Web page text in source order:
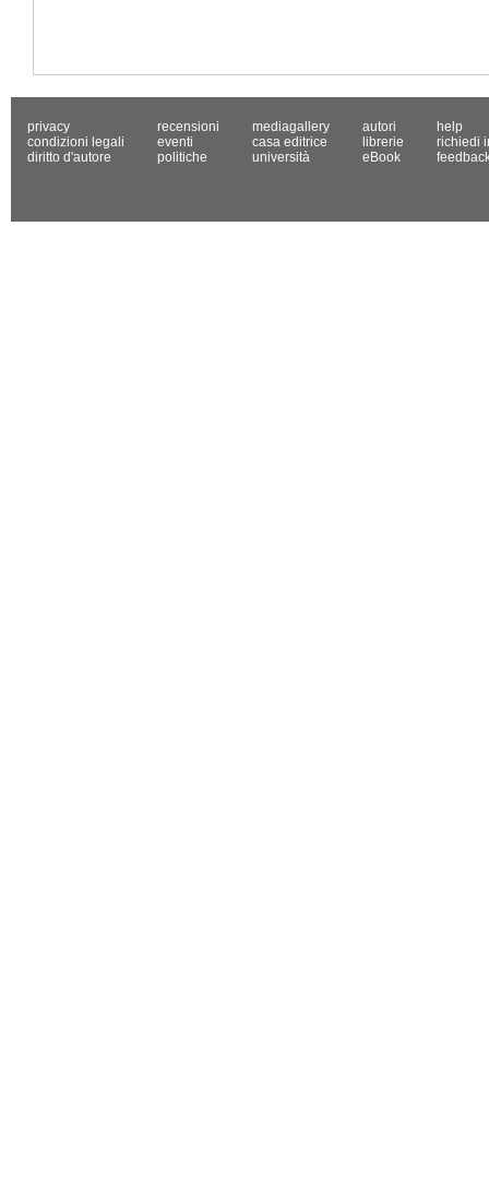
privacy
condizioni legali
diritto d'autore
recensioni
eventi
politiche
mediagallery
casa editrice
università
autori
librerie
eBook
help
richiedi